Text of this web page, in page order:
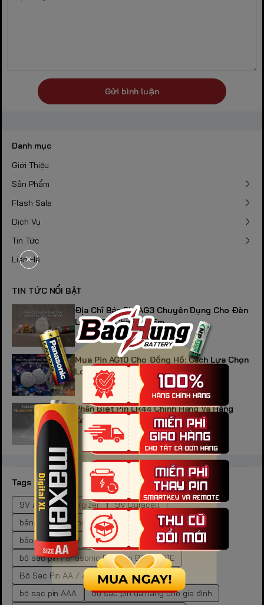
Gửi bình luận
Danh mục
Giới Thiệu
Sản Phẩm
Flash Sale
Dịch Vụ
Tin Tức
Liên Hệ
TIN TỨC NỔI BẬT
Địa Chỉ Bán Pin AG3 Chuyên Dụng Cho Đèn
Laser, Đồ Chơi Trẻ Em
Mua Pin AG10 Cho Đồng Hồ: Cách Lựa Chọn
Loại Pin Phù Hợp Và Bền Bỉ
Phân Biệt Pin LR44 Chính Hãng Và Hàng
Kém Chất Lượng Trên Thị Trường
Tags
9V Alkaline Energizer
9V Duracell
bảng mã pin đồng hồ SR
bảng tra mã pin đồng hồ.
bảo quản pin 9V
bảo quản pin kiềm
bộ sạc pin Panasonic Eneloop BQ-CC51E
Bộ Sạc Pin AA / AAA Panasonic Eneloop
bộ sạc pin AAA
bộ sạc pin đa năng cho gia đình